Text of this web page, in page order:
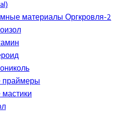
материалы Оргкровля-2